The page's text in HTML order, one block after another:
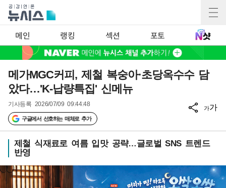
메인 랭킹 섹션 포토
메가MGC커피, 제철 복숭아·초당옥수수 담
았다…'K-납량특집' 신메뉴
기사등록 2026/07/09 09:44:48
구글에서 선호하는 매체로 추가
가가
제철 식재료로 여름 입맛 공략…글로벌 SNS 트렌드
반영